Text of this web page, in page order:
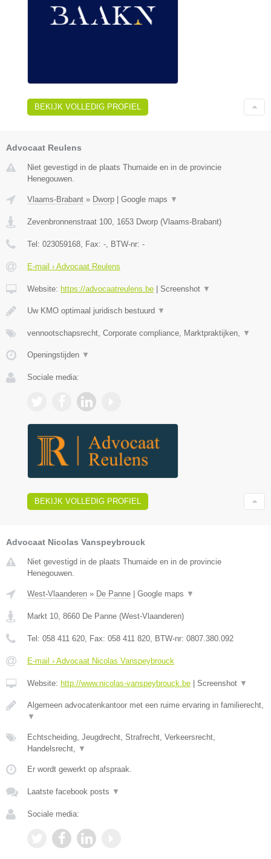
BEKIJK VOLLEDIG PROFIEL
Advocaat Reulens
Niet gevestigd in de plaats Thumaide en in de provincie
Henegouwen.
Vlaams-Brabant » Dworp Google maps ▼
Zevenbronnenstraat 100 1653 Dworp (Vlaams-Brabant)
Tel: 023059168 , Fax: - , BTW-nr: -
E-mail › Advocaat Reulens
Website: https://advocaatreulens.be Screenshot ▼
Uw KMO optimaal juridisch bestuurd ▼
vennootschapsrecht, Corporate compliance, Marktpraktijken, ▼
Openingstijden ▼
Sociale media:
BEKIJK VOLLEDIG PROFIEL
Advocaat Nicolas Vanspeybrouck
Niet gevestigd in de plaats Thumaide en in de provincie
Henegouwen.
West-Vlaanderen » De Panne Google maps ▼
Markt 10, 8660 De Panne (West-Vlaanderen)
Tel: 058 411 620, Fax: 058 411 820, BTW-nr: 0807.380.092
E-mail › Advocaat Nicolas Vanspeybrouck
Website: http://www.nicolas-vanspeybrouck.be Screenshot ▼
Algemeen advocatenkantoor met een ruime ervaring in familierecht,
▼
Echtscheiding, Jeugdrecht, Strafrecht, Verkeersrecht,
Handelsrecht, ▼
Er wordt gewerkt op afspraak.
Laatste facebook posts ▼
Sociale media: